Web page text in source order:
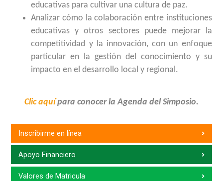
educativas para cultivar una cultura de paz.
Analizar cómo la colaboración entre instituciones
educativas y otros sectores puede mejorar la
competitividad y la innovación, con un enfoque
particular en la gestión del conocimiento y su
impacto en el desarrollo local y regional.
Clic aquípara conocer la Agenda del Simposio.
Inscribirme en línea
Apoyo Financiero
Valores de Matricula